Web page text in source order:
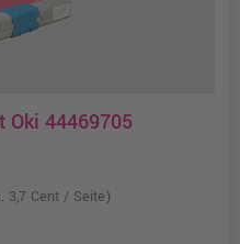
Oki 44469705
3,7 Cent / Seite)